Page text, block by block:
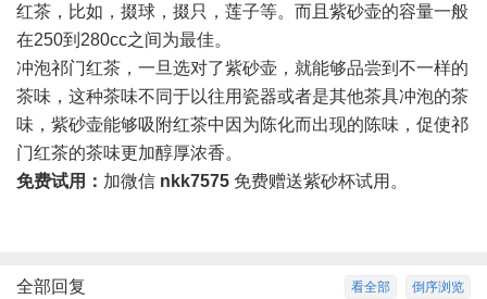
红茶，比如，掇球，掇只，莲子等。而且紫砂壶的容量一般
在250到280cc之间为最佳。
冲泡祁门红茶，一旦选对了紫砂壶，就能够品尝到不一样的
茶味，这种茶味不同于以往用瓷器或者是其他茶具冲泡的茶
味，紫砂壶能够吸附红茶中因为陈化而出现的陈味，促使祁
门红茶的茶味更加醇厚浓香。
免费试用： 加微信 nkk7575 免费赠送紫砂杯试用。
倒序浏览
看全部
全部回复